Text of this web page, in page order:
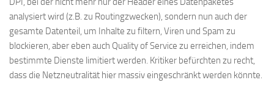
analysiert wird (z.B. zu Routingzwecken), sondern nun auch der
gesamte Datenteil, um Inhalte zu filtern, Viren und Spam zu
blockieren, aber eben auch Quality of Service zu erreichen, indem
bestimmte Dienste limitiert werden. Kritiker befürchten zu recht,
dass die Netzneutralität hier massiv eingeschränkt werden könnte.